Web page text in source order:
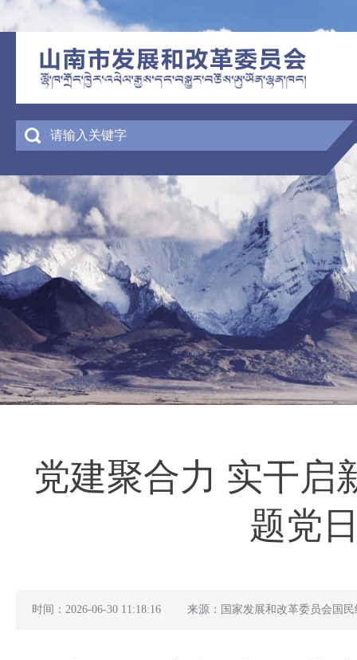
党建聚合力 实干
题党
时间：2026-06-30 11:18:16 来源：国家发展和改革委员会国